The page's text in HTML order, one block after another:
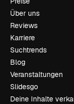
Über uns
Reviews
Karriere
Suchtrends
Blog
Veranstaltungen
Slidesgo
Deine Inhalte